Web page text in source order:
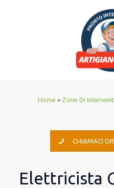
Home » Zone Di
CHIAMACI
Elettricista